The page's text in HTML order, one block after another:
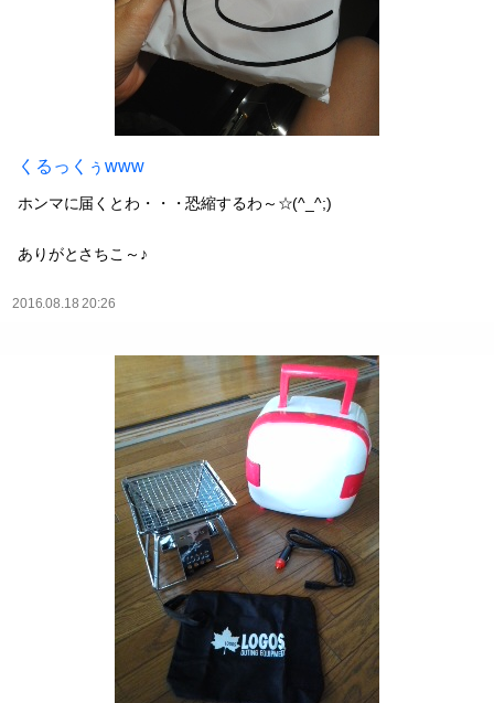
くるっくぅwww
ホンマに届くとわ・・・恐縮するわ～☆(^_^;)
ありがとさちこ～♪
2016.08.18 20:26